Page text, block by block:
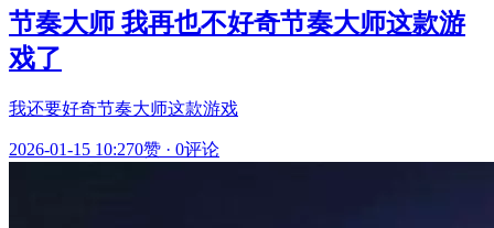
节奏大师 我再也不好奇节奏大师这款游
戏了
我还要好奇节奏大师这款游戏
2026-01-15 10:270赞 · 0评论